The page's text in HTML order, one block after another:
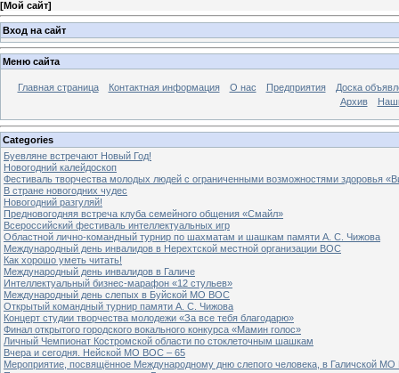
[Мой сайт]
Вход на сайт
Меню сайта
Главная страница Контактная информация О нас Предприятия
Доска
Архив
Categories
Буевляне встречают Новый Год!
Новогодний калейдоскоп
Фестиваль творчества молодых людей с ограниченными возможностями здоровья
В стране новогодних чудес
Новогодний разгуляй!
Предновогодняя встреча клуба семейного общения «Смайл»
Всероссийский фестиваль интеллектуальных игр
Областной лично-командный турнир по шахматам и шашкам памяти А. С. Чижова
Международный день инвалидов в Нерехтской местной организации ВОС
Как хорошо уметь читать!
Международный день инвалидов в Галиче
Интеллектуальный бизнес-марафон «12 стульев»
Международный день слепых в Буйской МО ВОС
Открытый командный турнир памяти А. С. Чижова
Концерт студии творчества молодежи «За все тебя благодарю»
Финал открытого городского вокального конкурса «Мамин голос»
Личный Чемпионат Костромской области по стоклеточным шашкам
Вчера и сегодня. Нейской МО ВОС – 65
Мероприятие, посвящённое Международному дню слепого человека, в Галичской